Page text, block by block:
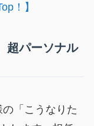
！】
超パーソナル
「こうなりた